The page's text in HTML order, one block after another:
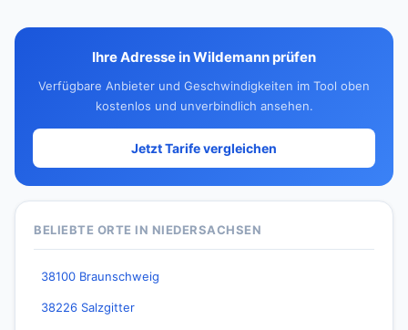
Ihre Adresse in Wildemann prüfen
Verfügbare Anbieter und Geschwindigkeiten im Tool oben
kostenlos und unverbindlich ansehen.
Jetzt Tarife vergleichen
BELIEBTE ORTE IN NIEDERSACHSEN
38100 Braunschweig
38226 Salzgitter